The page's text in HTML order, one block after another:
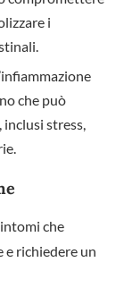
i
che può
inclusi stress,
che
e richiedere un